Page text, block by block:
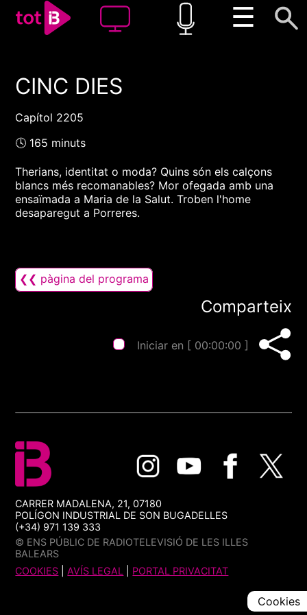
☰
00:00 00:00
CINC DIES
Capítol 2205
🕓 165 minuts
Therians, identitat o moda? Quins són els calçons
blancs més recomanables? Mor ofegada amb una
ensaïmada a Maria de la Salut. Troben l'home
desaparegut a Porreres.
❮❮ pàgina del programa
Comparteix
Iniciar en [ 00:00:00 ]
CARRER MADALENA, 21, 07180
POLÍGON INDUSTRIAL DE SON BUGADELLES
(+34) 971 139 333
© ENS PÚBLIC DE RADIOTELEVISIÓ DE LES ILLES
BALEARS
COOKIES |AVÍS LEGAL PORTAL PRIVACITAT
Cookies